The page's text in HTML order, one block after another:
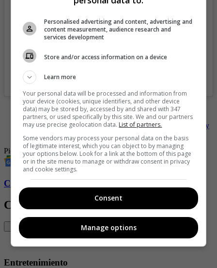
A post shared by Gerard Piqué (@3gerardpique)
-“Tremenda lonjota”, las imágenes por las que aseguran que
Clara Chía tiene mala mano
-La “oferta asquerosa” que señalan hizo Shakira en España y
por la que es criticada
Piqué
Clara ChíaShakira
Conozca más de Soho aquí
Contenido Relacionado
Entretenimiento
Personalised advertising and content, advertising and
content measurement, audience research and
services development
Store and/or access information on a device
Learn more
Your personal data will be processed and information from
your device (cookies, unique identifiers, and other device
data) may be stored by, accessed by and shared with 347
partners, or used specifically by this site. We and our partners
may use precise geolocation data. List of partners.
Some vendors may process your personal data on the basis
of legitimate interest, which you can object to by managing
your options below. Look for a link at the bottom of this page
or in the site menu to manage or withdraw consent in privacy
and cookie settings.
Consent
Manage options